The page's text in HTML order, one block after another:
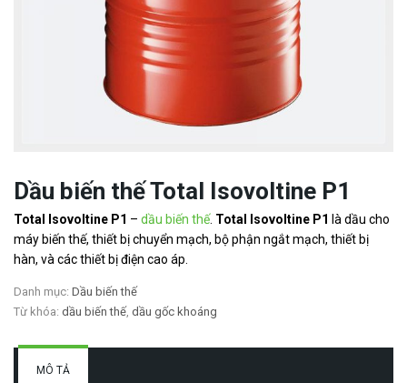
Dầu biến thế Total Isovoltine P1
Total Isovoltine P1 – dầu biến thế. Total Isovoltine P1 là dầu cho
máy biến thế, thiết bị chuyển mạch, bộ phận ngắt mạch, thiết bị
hàn, và các thiết bị điện cao áp.
Danh mục: Dầu biến thế
Từ khóa: dầu biến thế dầu gốc khoáng
MÔ TẢ